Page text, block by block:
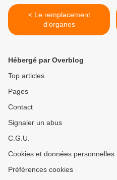
< Le remplacement
d'organes
Hébergé par Overblog
Top articles
Pages
Contact
Signaler un abus
C.G.U.
Cookies et données personnelles
Préférences cookies